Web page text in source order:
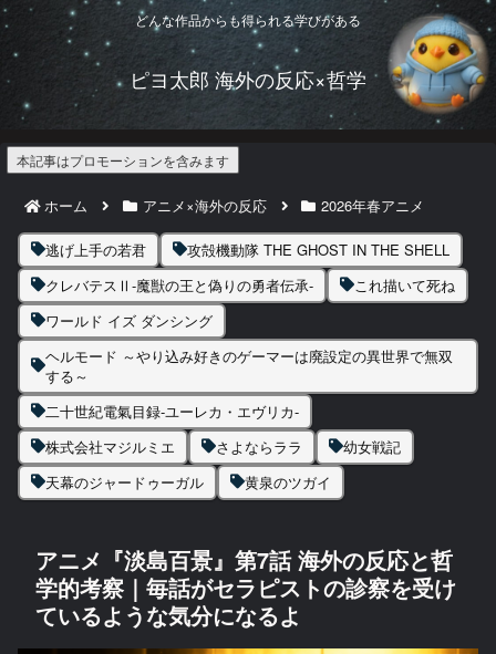
どんな作品からも得られる学びがある
ピヨ太郎 海外の反応×哲学
本記事はプロモーションを含みます
ホーム アニメ×海外の反応 2026年春アニメ
逃げ上手の若君
攻殻機動隊 THE GHOST IN THE SHELL
クレバテスⅡ-魔獣の王と偽りの勇者伝承-
これ描いて死ね
ワールド イズ ダンシング
ヘルモード ～やり込み好きのゲーマーは廃設定の異世界で無双
する～
二十世紀電氣目録-ユーレカ・エヴリカ-
株式会社マジルミエ
さよならララ
幼女戦記
天幕のジャードゥーガル
黄泉のツガイ
アニメ『淡島百景』第7話 海外の反応と哲
学的考察｜毎話がセラピストの診察を受け
ているような気分になるよ